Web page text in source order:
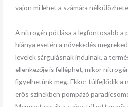
vajon mi lehet a számára
A nitrogén pótlása a legfontosabb a
hiánya esetén a növekedés
levelek sárgulásnak indulnak, a
ellenkezője is felléphet, mikor
figyelhetünk meg. Ekkor túlfejlődik a
erős színekben pompázó